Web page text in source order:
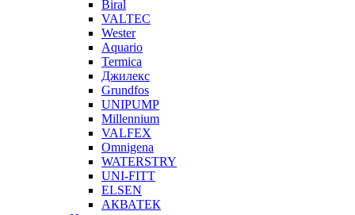
Biral
VALTEC
Wester
Aquario
Termica
Джилекс
Grundfos
UNIPUMP
Millennium
VALFEX
Omnigena
WATERSTRY
UNI-FITT
ELSEN
АКВАТЕК